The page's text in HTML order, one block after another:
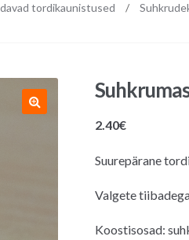
tordikaunistused /
2.40€
Suurepärane
Valgete
Koostisosad: